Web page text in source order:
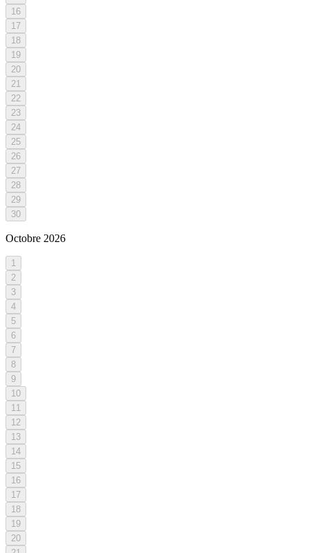
16
17
18
19
20
21
22
23
24
25
26
27
28
29
30
Octobre 2026
1
2
3
4
5
6
7
8
9
10
11
12
13
14
15
16
17
18
19
20